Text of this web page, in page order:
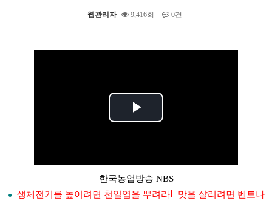
웹관리자 9,416회 0건
한국농업방송 NBS
● 생체전기를 높이려면 천일염을 뿌려라! 맛을 살리려면 벤토나